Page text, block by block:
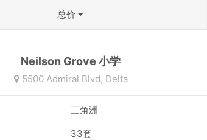
总价
Neilson Grove 小学
5500 Admiral Blvd, Delta
三角洲
33套